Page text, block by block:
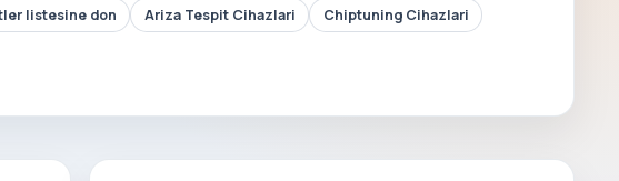
listesine don Ariza Tespit Cihazlari Chiptuning Cihazlari